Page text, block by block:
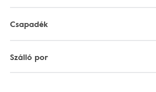
Csapadék
Szálló por